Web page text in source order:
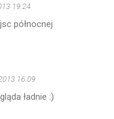
19:24
północnej
16:09
ładnie :)